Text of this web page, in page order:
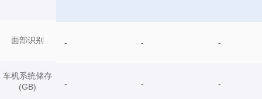
面部识别
车机系统储存
(GB)
- - -
- - -